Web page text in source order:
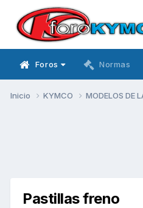
Foros Normas
Inicio KYMCO MODELOS DE
Pastillas freno